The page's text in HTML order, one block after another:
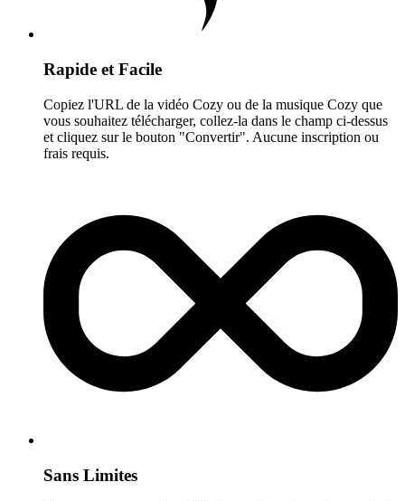
Rapide et Facile
Copiez l'URL de la vidéo Cozy ou de la musique Cozy que
vous souhaitez télécharger, collez-la dans le champ ci-dessus
et cliquez sur le bouton "Convertir". Aucune inscription ou
frais requis.
Sans Limites